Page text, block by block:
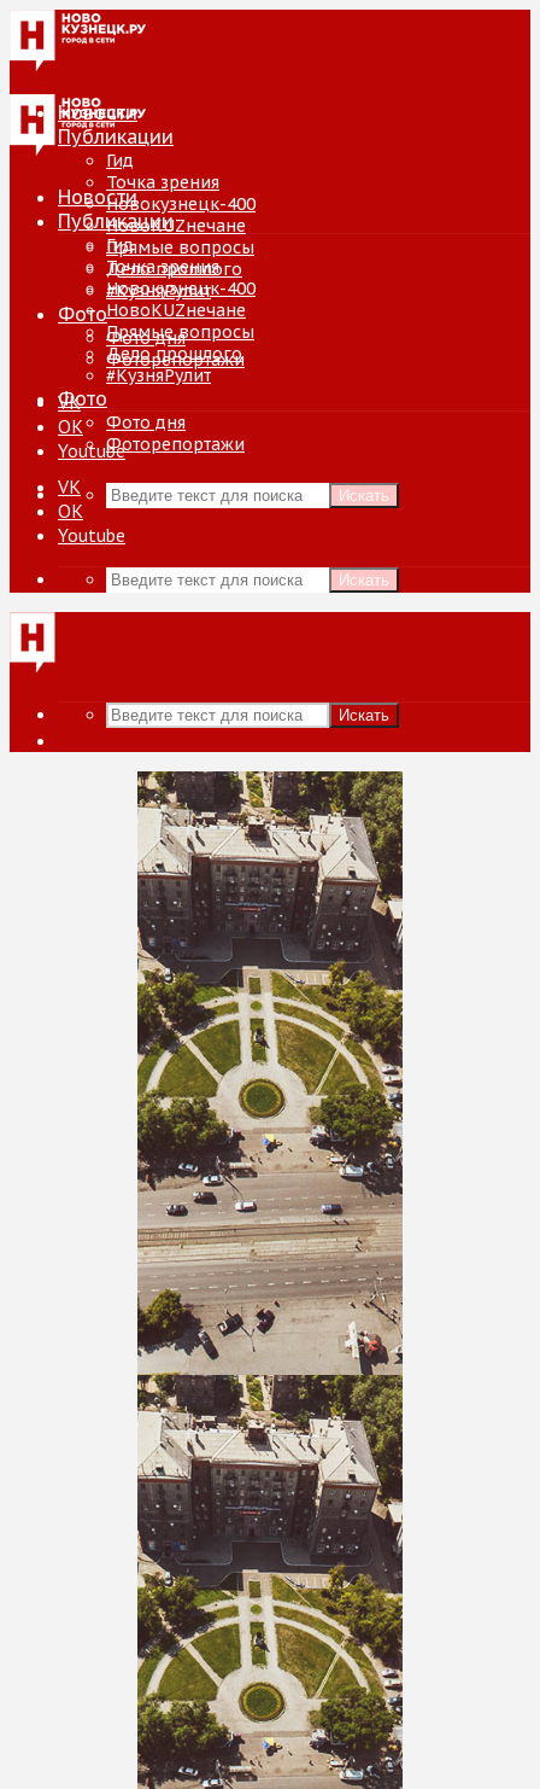
Новости
Публикации
Гид
Точка зрения
Новокузнецк-400
НовоKUZнечане
Прямые вопросы
Дело прошлого
#КузняРулит
Фото
Фото дня
Фоторепортажи
VK
ОК
Youtube
Искать
Новости
Публикации
Гид
Точка зрения
Новокузнецк-400
НовоKUZнечане
Прямые вопросы
Дело прошлого
#КузняРулит
Фото
Фото дня
Фоторепортажи
VK
ОК
Youtube
Искать
Искать